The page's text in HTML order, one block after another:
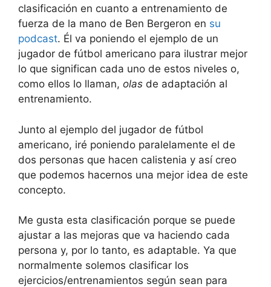
clasificación en cuanto a entrenamiento de
fuerza de la mano de Ben Bergeron en su
podcast. Él va poniendo el ejemplo de un
jugador de fútbol americano para ilustrar mejor
lo que significan cada uno de estos niveles o,
como ellos lo llaman, olas de adaptación al
entrenamiento.
Junto al ejemplo del jugador de fútbol
americano, iré poniendo paralelamente el de
dos personas que hacen calistenia y así creo
que podemos hacernos una mejor idea de este
concepto.
Me gusta esta clasificación porque se puede
ajustar a las mejoras que va haciendo cada
persona y, por lo tanto, es adaptable. Ya que
normalmente solemos clasificar los
ejercicios/entrenamientos según sean para